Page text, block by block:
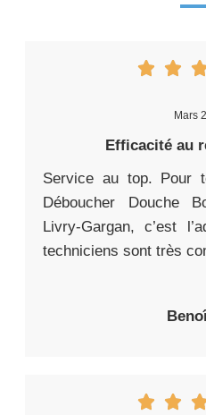
Mars
Efficacité au
Service au top. Pour
Déboucher Douche
Livry-Gargan, c’est
techniciens sont très